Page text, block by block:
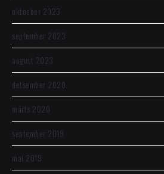
oktoober 2023
september 2023
august 2023
detsember 2020
märts 2020
september 2019
mai 2019